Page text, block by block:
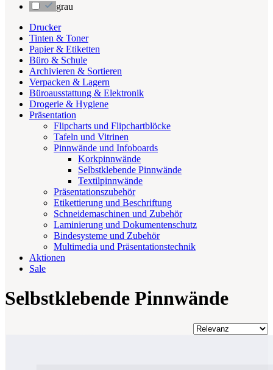
grau
Drucker
Tinten & Toner
Papier & Etiketten
Büro & Schule
Archivieren & Sortieren
Verpacken & Lagern
Büroausstattung & Elektronik
Drogerie & Hygiene
Präsentation
Flipcharts und Flipchartblöcke
Tafeln und Vitrinen
Pinnwände und Infoboards
Korkpinnwände
Selbstklebende Pinnwände
Textilpinnwände
Präsentationszubehör
Etikettierung und Beschriftung
Schneidemaschinen und Zubehör
Laminierung und Dokumentenschutz
Bindesysteme und Zubehör
Multimedia und Präsentationstechnik
Aktionen
Sale
Selbstklebende Pinnwände